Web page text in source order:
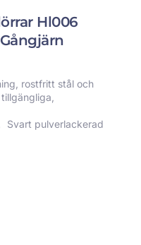
Hl006
rostfritt stål och
Svart pulverlackerad